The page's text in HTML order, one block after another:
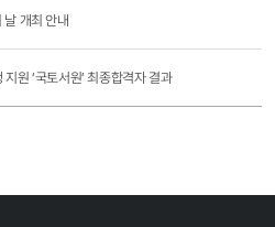
개최 안내
지원 ‘국토서원’ 최종합격자 결과